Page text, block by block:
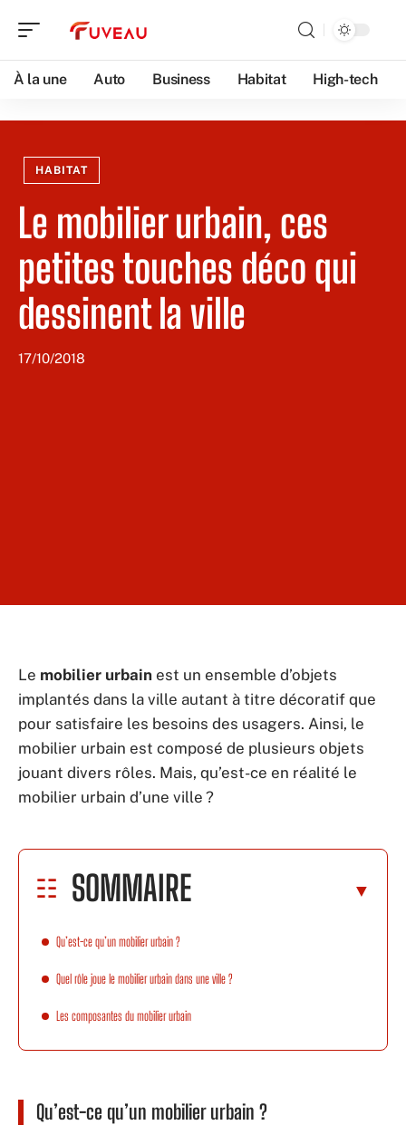
À la une Auto Business Habitat High-tech
HABITAT
Le mobilier urbain, ces
petites touches déco qui
dessinent la ville
17/10/2018
Le mobilier urbain est un ensemble d’objets
implantés dans la ville autant à titre décoratif que
pour satisfaire les besoins des usagers. Ainsi, le
mobilier urbain est composé de plusieurs objets
jouant divers rôles. Mais, qu’est-ce en réalité le
mobilier urbain d’une ville ?
SOMMAIRE
Qu’est-ce qu’un mobilier urbain ?
Quel rôle joue le mobilier urbain dans une ville ?
Les composantes du mobilier urbain
Qu’est-ce qu’un mobilier urbain ?